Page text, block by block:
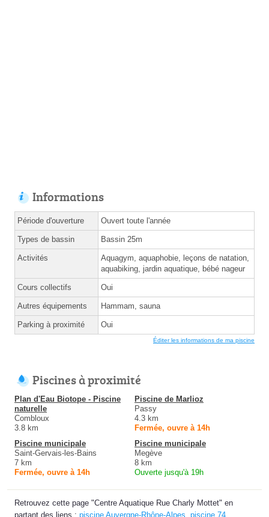
Informations
Période d'ouverture Ouvert toute l'année
Types de bassin Bassin 25m
Activités
Aquagym, aquaphobie, leçons de natation,
aquabiking, jardin aquatique, bébé nageur
Cours collectifs Oui
Autres équipements Hammam, sauna
Parking à proximité Oui
Éditer les informations de ma piscine
Piscines à proximité
Plan d'Eau Biotope - Piscine
naturelle
Combloux
3.8 km
Piscine de Marlioz
Passy
4.3 km
Fermée, ouvre à 14h
Piscine municipale
Saint-Gervais-les-Bains
7 km
Fermée, ouvre à 14h
Piscine municipale
Megève
8 km
Ouverte jusqu'à 19h
Retrouvez cette page "Centre Aquatique Rue Charly Mottet" en
partant des liens : piscine Auvergne-Rhône-Alpes piscine 74